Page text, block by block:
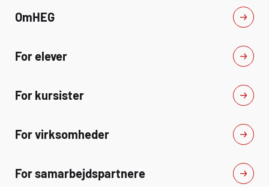
OmHEG
For elever
For kursister
For virksomheder
For samarbejdspartnere